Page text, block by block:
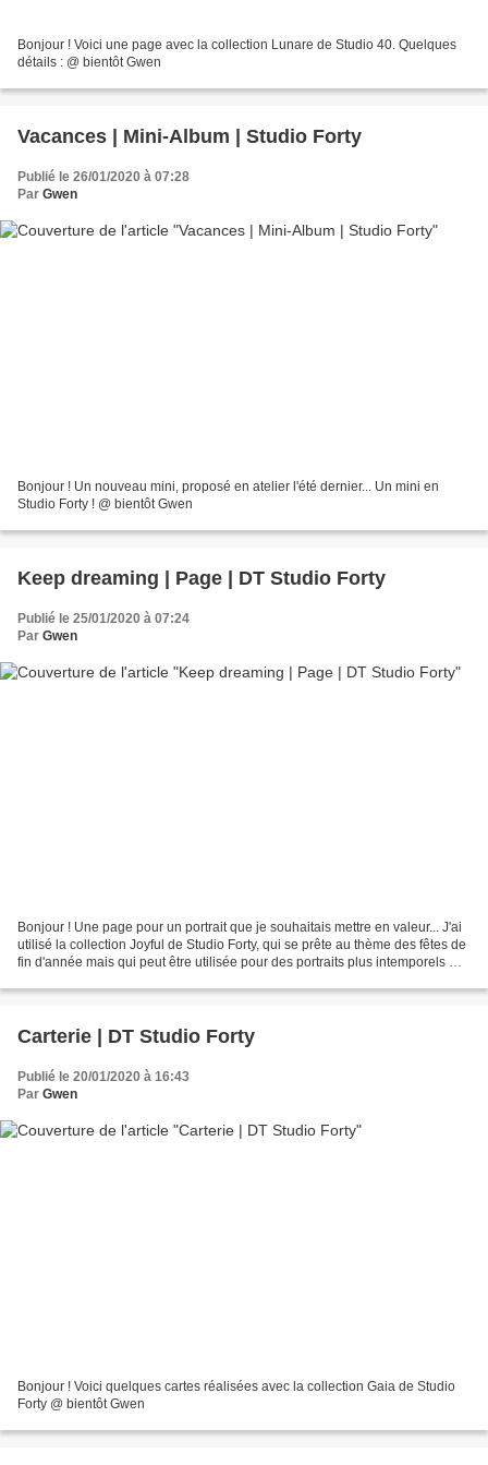
Bonjour ! Voici une page avec la collection Lunare de Studio 40. Quelques
détails : @ bientôt Gwen
Vacances | Mini-Album | Studio Forty
Publié le 26/01/2020 à 07:28
Par Gwen
Bonjour ! Un nouveau mini, proposé en atelier l'été dernier... Un mini en
Studio Forty ! @ bientôt Gwen
Keep dreaming | Page | DT Studio Forty
Publié le 25/01/2020 à 07:24
Par Gwen
Bonjour ! Une page pour un portrait que je souhaitais mettre en valeur... J'ai
utilisé la collection Joyful de Studio Forty, qui se prête au thème des fêtes de
fin d'année mais qui peut être utilisée pour des portraits plus intemporels @
Carterie | DT Studio Forty
Publié le 20/01/2020 à 16:43
Par Gwen
Bonjour ! Voici quelques cartes réalisées avec la collection Gaia de Studio
Forty @ bientôt Gwen